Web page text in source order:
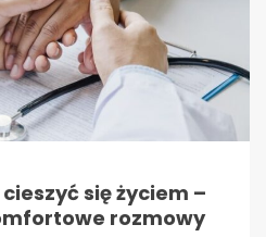
się życiem –
rozmowy